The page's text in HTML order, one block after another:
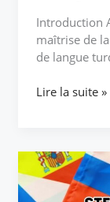
Introduction
maîtrise de
de langue
Lire la suite »
Votre
feuille